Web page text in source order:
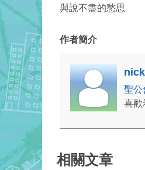
與說不盡的愁思
作者簡介
聖公
喜歡
相關文章